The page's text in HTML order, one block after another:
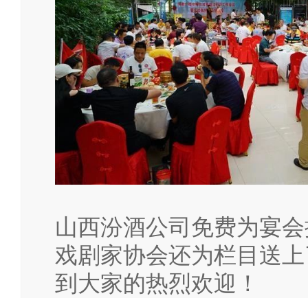
山西汾酒公司免费为宴
戏剧家协会还为栏目送
到大家的热烈欢迎！